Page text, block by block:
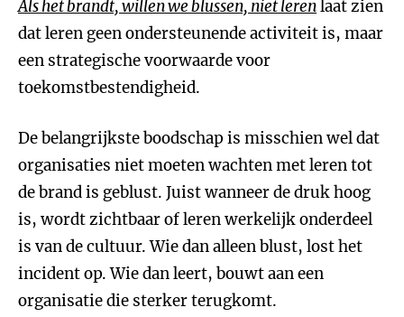
Als het brandt, willen we blussen, niet lerenlaat zien
dat leren geen ondersteunende activiteit is, maar
een strategische voorwaarde voor
toekomstbestendigheid.
De belangrijkste boodschap is misschien wel dat
organisaties niet moeten wachten met leren tot
de brand is geblust. Juist wanneer de druk hoog
is, wordt zichtbaar of leren werkelijk onderdeel
is van de cultuur. Wie dan alleen blust, lost het
incident op. Wie dan leert, bouwt aan een
organisatie die sterker terugkomt.